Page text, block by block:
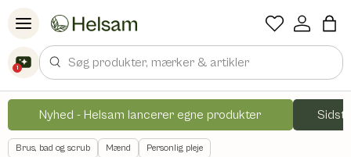
Spring til indhold
1
Søg
Nyhed - Helsam lancerer egne produkter
Brus, bad og scrub Mænd Personlig pleje